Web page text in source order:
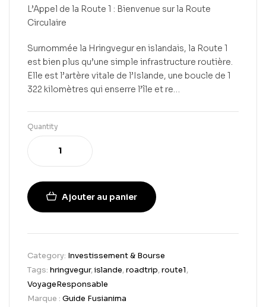
L’Appel de la Route 1 : Bienvenue sur la Route
Circulaire
Surnommée la Hringvegur en islandais, la Route 1
est bien plus qu’une simple infrastructure routière.
Elle est l’artère vitale de l’Islande, une boucle de 1
322 kilomètres qui enserre l’île et re…
Quantity
Ajouter au panier
Category: Investissement & Bourse
Tags: hringvegur,islande,roadtrip,route1,
VoyageResponsable
Marque : Guide Fusianima